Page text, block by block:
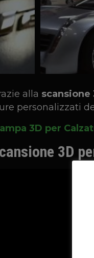
alla scansione
personalizzati
3D per
3D